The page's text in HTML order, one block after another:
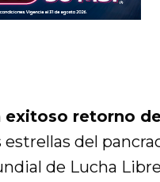
exitoso retorno
estrellas del
de Lucha